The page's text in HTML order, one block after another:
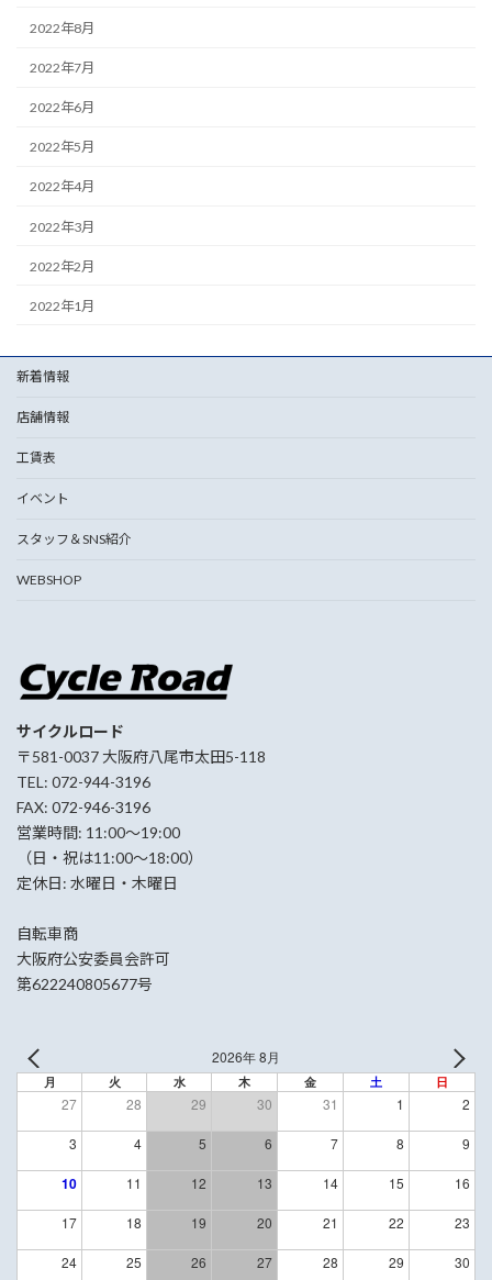
2022年8月
2022年7月
2022年6月
2022年5月
2022年4月
2022年3月
2022年2月
2022年1月
新着情報
店舗情報
工賃表
イベント
スタッフ＆SNS紹介
WEBSHOP
サイクルロード
〒581-0037 大阪府八尾市太田5-118
TEL: 072-944-3196
FAX: 072-946-3196
営業時間: 11:00〜19:00
（日・祝は11:00〜18:00）
定休日: 水曜日・木曜日
自転車商
大阪府公安委員会許可
第622240805677号
2026年 8月
月 火 水 木 金 土 日
27 28 29 30 31 1 2
3 4 5 6 7 8 9
10 11 12 13 14 15 16
17 18 19 20 21 22 23
24 25 26 27 28 29 30